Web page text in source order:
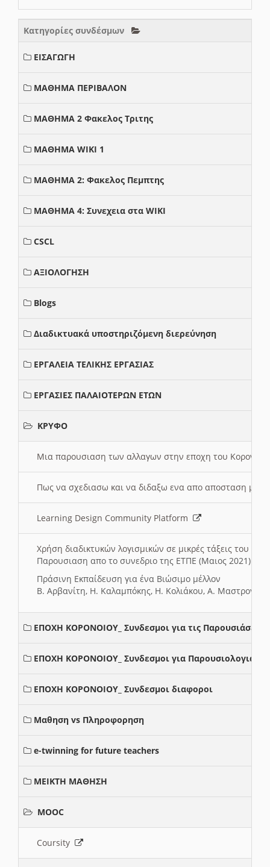
Κατηγορίες συνδέσμων
ΕΙΣΑΓΩΓΗ
ΜΑΘΗΜΑ ΠΕΡΙΒΑΛΟΝ
ΜΑΘΗΜΑ 2 Φακελος Τριτης
ΜΑΘΗΜΑ WIKI 1
ΜΑΘΗΜΑ 2: Φακελος Πεμπτης
ΜΑΘΗΜΑ 4: Συνεχεια στα WIKI
CSCL
ΑΞΙΟΛΟΓΗΣΗ
Blogs
Διαδικτυακά υποστηριζόμενη διερεύνηση
ΕΡΓΑΛΕΙΑ ΤΕΛΙΚΗΣ ΕΡΓΑΣΙΑΣ
ΕΡΓΑΣΙΕΣ ΠΑΛΑΙΟΤΕΡΩΝ ΕΤΩΝ
ΚΡΥΦΟ
Μια παρουσιαση των αλλαγων στην εποχη του
Πως να σχεδιασω και να διδαξω ενα απο αποσταση
Learning Design Community Platform
Χρήση διαδικτυκών λογισμικών σε μικρές τάξεις του
Παρουσιαση απο το συνεδριο της ΕΤΠΕ (Μαιος 2021)
Πράσινη Εκπαίδευση για ένα Βιώσιμο μέλλον
Β. Αρβανίτη, Η. Καλαμπόκης, Η. Κολιάκου, Α.
ΕΠΟΧΗ ΚΟΡΟΝΟΙΟΥ_ Συνδεσμοι για τις Παρουσιάσεις
ΕΠΟΧΗ ΚΟΡΟΝΟΙΟΥ_ Συνδεσμοι για Παρουσιολογια
ΕΠΟΧΗ ΚΟΡΟΝΟΙΟΥ_ Συνδεσμοι διαφοροι
Μαθηση vs Πληροφορηση
e-twinning for future teachers
ΜΕΙΚΤΗ ΜΑΘΗΣΗ
MOOC
Coursity